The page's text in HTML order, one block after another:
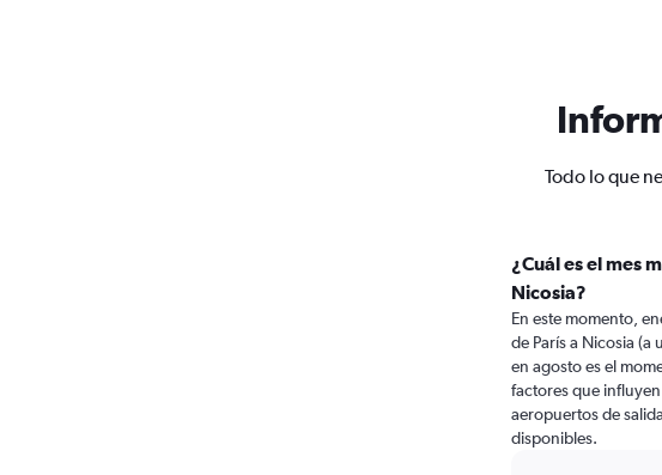
Todo lo que
¿Cuál es el mes
Nicosia?
En este momento,
de París a Nicosia
en agosto es el
factores que
aeropuertos de
disponibles.